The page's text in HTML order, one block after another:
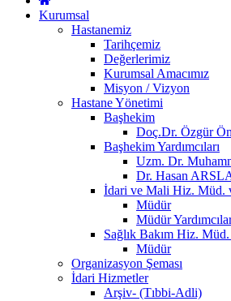
Kurumsal
Hastanemiz
Tarihçemiz
Değerlerimiz
Kurumsal Amacımız
Misyon / Vizyon
Hastane Yönetimi
Başhekim
Doç.Dr. Özgür
Başhekim Yardımcıları
Uzm. Dr.
Dr. Hasan
İdari ve Mali Hiz. Müd.
Müdür
Müdür
Sağlık Bakım Hiz.
Müdür
Organizasyon Şeması
İdari Hizmetler
Arşiv- (Tıbbi-Adli)